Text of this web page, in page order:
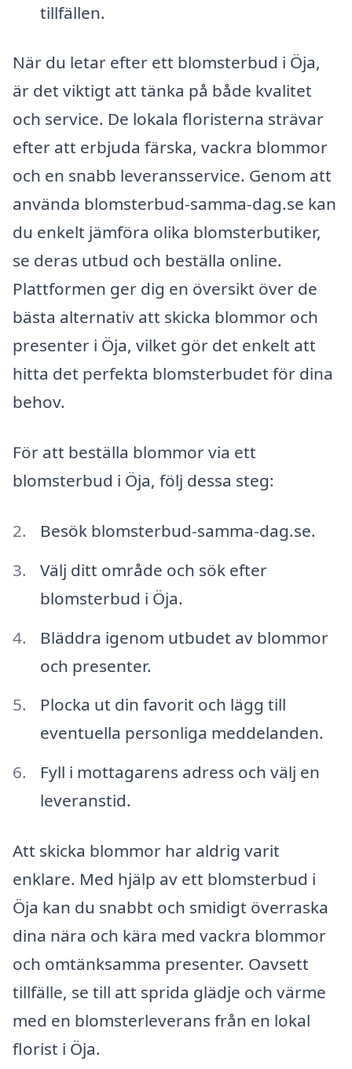
tillfällen.
När du letar efter ett blomsterbud i Öja,
är det viktigt att tänka på både kvalitet
och service. De lokala floristerna strävar
efter att erbjuda färska, vackra blommor
och en snabb leveransservice. Genom att
använda blomsterbud-samma-dag.se kan
du enkelt jämföra olika blomsterbutiker,
se deras utbud och beställa online.
Plattformen ger dig en översikt över de
bästa alternativ att skicka blommor och
presenter i Öja, vilket gör det enkelt att
hitta det perfekta blomsterbudet för dina
behov.
För att beställa blommor via ett
blomsterbud i Öja, följ dessa steg:
Besök blomsterbud-samma-dag.se.
Välj ditt område och sök efter
blomsterbud i Öja.
Bläddra igenom utbudet av blommor
och presenter.
Plocka ut din favorit och lägg till
eventuella personliga meddelanden.
Fyll i mottagarens adress och välj en
leveranstid.
Att skicka blommor har aldrig varit
enklare. Med hjälp av ett blomsterbud i
Öja kan du snabbt och smidigt överraska
dina nära och kära med vackra blommor
och omtänksamma presenter. Oavsett
tillfälle, se till att sprida glädje och värme
med en blomsterleverans från en lokal
florist i Öja.